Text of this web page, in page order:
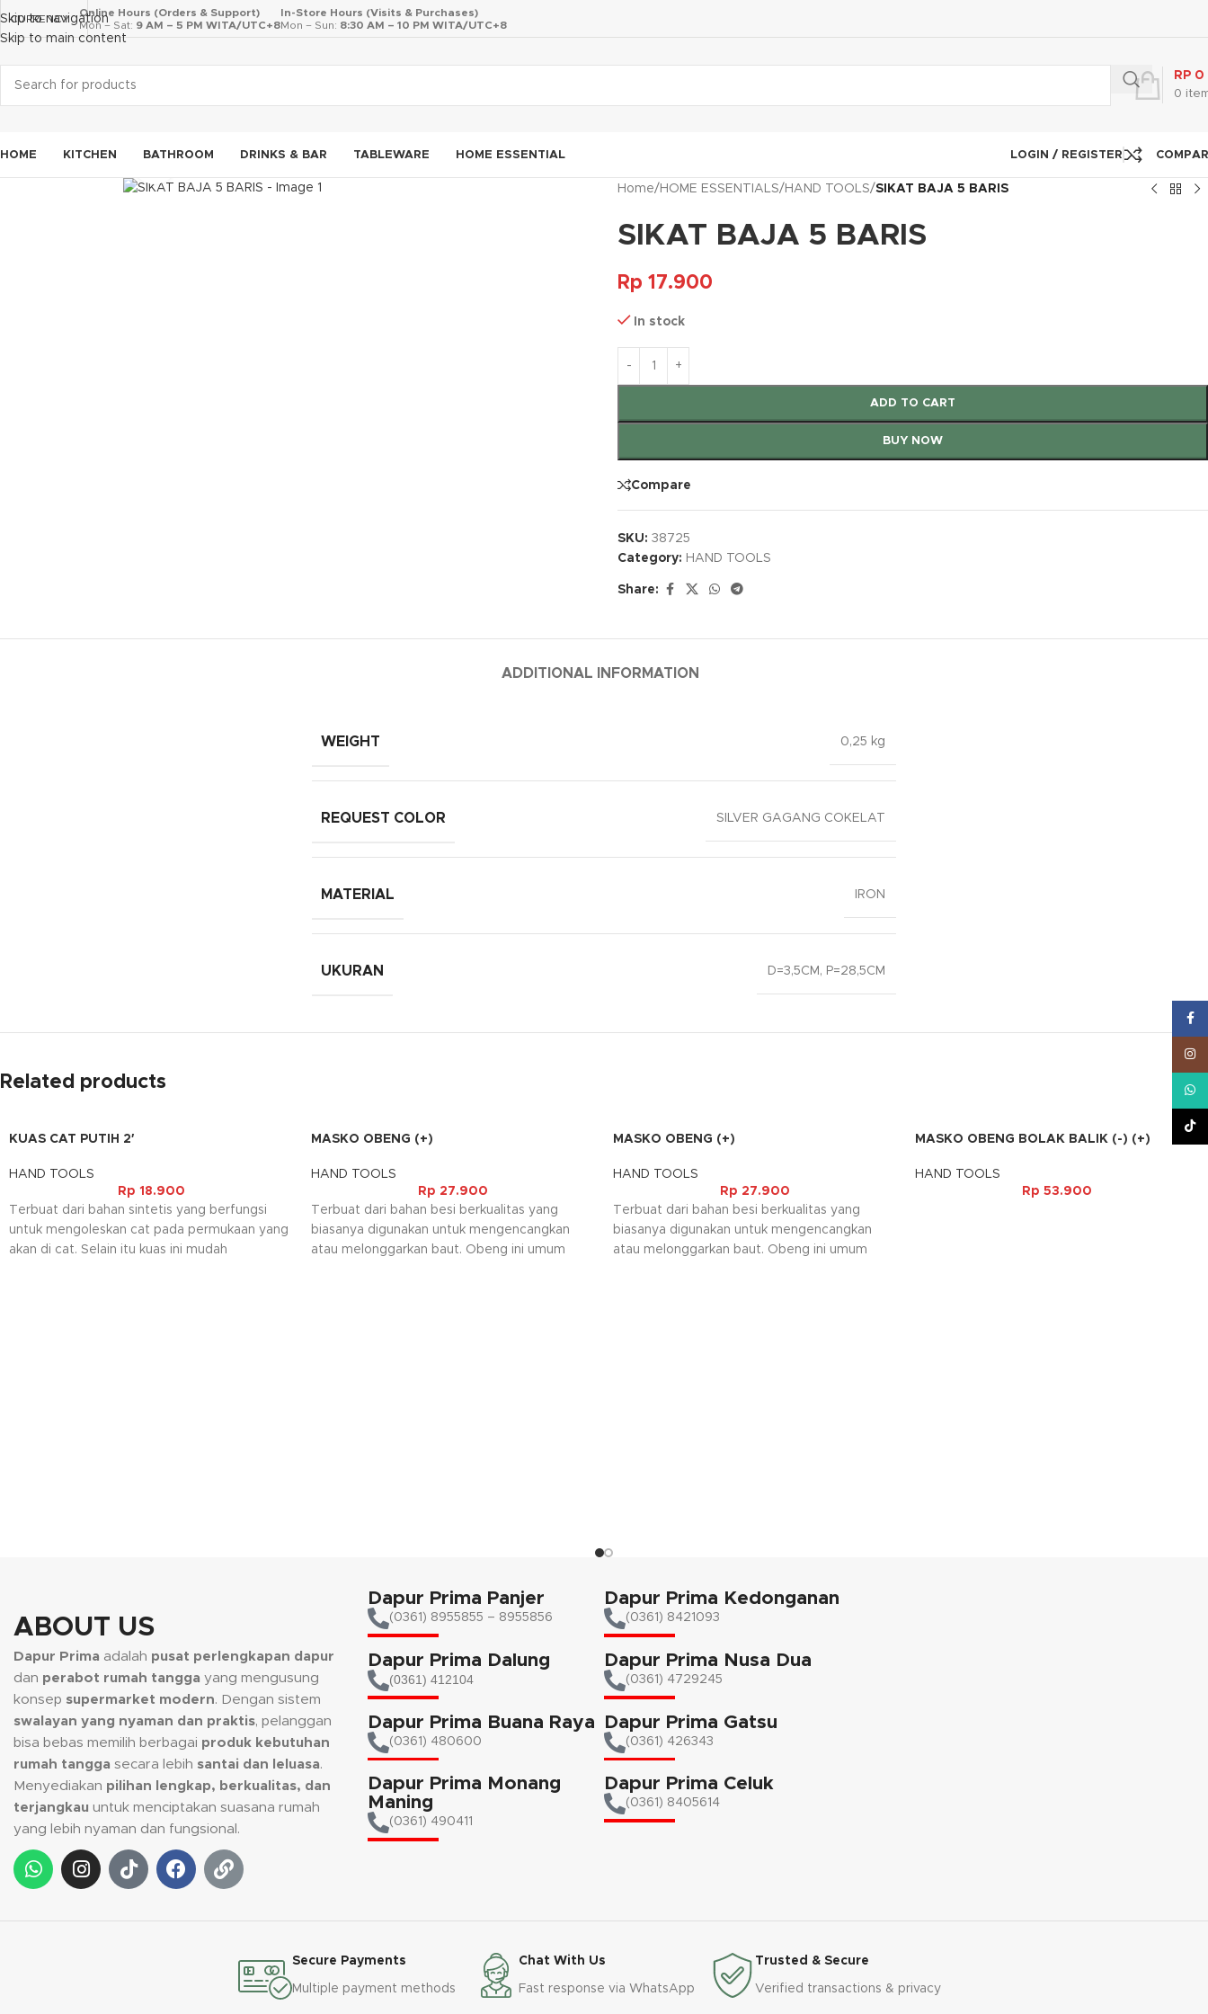
Skip to navigation
Skip to main content
CURRENCY
Online Hours (Orders & Support)
Mon – Sat: 9 AM – 5 PM WITA/UTC+8
In-Store Hours (Visits & Purchases)
Mon – Sun: 8:30 AM – 10 PM WITA/UTC+8
0
RP 0
HOME KITCHEN BATHROOM DRINKS & BAR TABLEWARE HOME ESSENTIAL LOGIN / REGISTER
Click to enlarge
Home/ HOME ESSENTIALS/ HAND TOOLS/SIKAT BAJA 5 BARIS
SIKAT BAJA 5 BARIS
Rp 17.900
In stock
ADD TO CART
BUY NOW
Compare
SKU: 38725
Category: HAND TOOLS
Share:
ADDITIONAL INFORMATION
WEIGHT 0,25 kg
REQUEST COLOR SILVER GAGANG COKELAT
MATERIAL IRON
UKURAN D=3,5CM, P=28,5CM
Related products
KUAS CAT PUTIH 2′
HAND TOOLS
Rp 18.900
Terbuat dari bahan sintetis yang berfungsi
untuk mengoleskan cat pada permukaan yang
akan di cat. Selain itu kuas ini mudah
MASKO OBENG (+)
HAND TOOLS
Rp 27.900
Terbuat dari bahan besi berkualitas yang
biasanya digunakan untuk mengencangkan
atau melonggarkan baut. Obeng ini umum
MASKO OBENG (+)
HAND TOOLS
Rp 27.900
Terbuat dari bahan besi berkualitas yang
biasanya digunakan untuk mengencangkan
atau melonggarkan baut. Obeng ini umum
MASKO OBENG BOLAK BALIK (-) (+)
HAND TOOLS
Rp 53.900
ABOUT US
Dapur Prima adalah pusat perlengkapan dapur
dan perabot rumah tangga yang mengusung
konsep supermarket modern. Dengan sistem
swalayan yang nyaman dan praktis, pelanggan
bisa bebas memilih berbagai produk kebutuhan
rumah tangga secara lebih santai dan leluasa.
Menyediakan pilihan lengkap, berkualitas, dan
terjangkau untuk menciptakan suasana rumah
yang lebih nyaman dan fungsional.
Dapur Prima Panjer
(0361) 8955855 – 8955856​
Dapur Prima Dalung
(0361) 412104
Dapur Prima Buana Raya
(0361) 480600
Dapur Prima Monang
Maning
(0361) 490411​
Dapur Prima Kedonganan
(0361) 8421093
Dapur Prima Nusa Dua
(0361) 4729245
Dapur Prima Gatsu
(0361) 426343
Dapur Prima Celuk
(0361) 8405614
Secure Payments
Multiple payment methods
Chat With Us
Fast response via WhatsApp
Trusted & Secure
Verified transactions & privacy